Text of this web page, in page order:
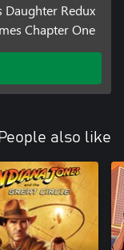
Daughter Redux
Chapter One
People also like